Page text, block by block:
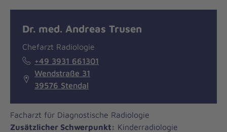
Dr. med. Andreas Trusen
Chefarzt Radiologie
+49 3931 661301
Wendstraße 31
39576 Stendal
Facharzt für Diagnostische Radiologie
Zusätzlicher Schwerpunkt: Kinderradiologie